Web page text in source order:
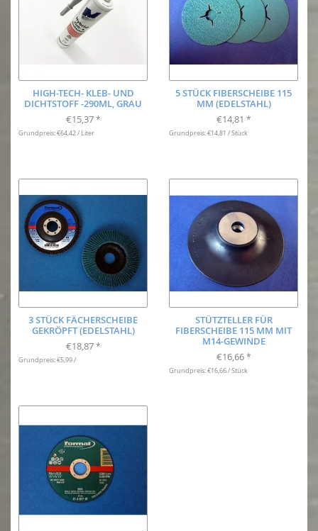
HIGH-TECH- KLEB- UND
DICHTSTOFF -290ML, GRAU
€15,37 *
Grundpreis: €64,42 / Liter
5 STÜCK FIBERSCHEIBE 115
MM (EDELSTAHL)
€14,81 *
Grundpreis: €14,81 / Stück
3 STÜCK FÄCHERSCHEIBE
GEKRÖPFT (EDELSTAHL)
€18,87 *
Grundpreis: €5,99 /
STÜTZTELLER FÜR
FIBERSCHEIBE 115 MM MIT
M14-GEWINDE
€16,66 *
Grundpreis: €16,66 / Stück